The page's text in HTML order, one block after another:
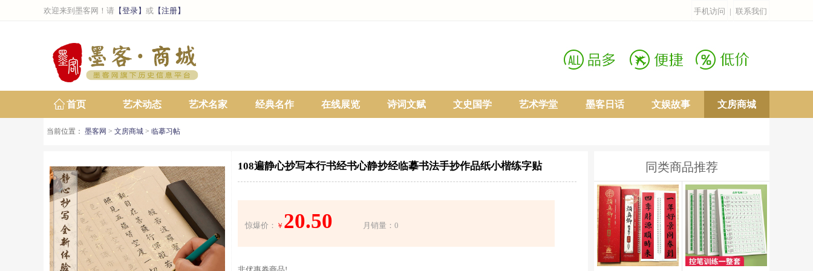
欢迎来到墨客网！请 【登录】 或 【注册】 手机访问 | 联系我们
首页 艺术动态 艺术名家 经典名作 在线展览 诗词文赋 文史国学 艺术学堂 墨客日话 文娱故事 文房商城
当前位置： 墨客网 > 文房商城 > 临摹习帖
108遍静心抄写本行书经书心静抄经临摹书法手抄作品纸小楷练字贴
惊爆价： ￥ 20.50 月销量：0
同类商品推荐